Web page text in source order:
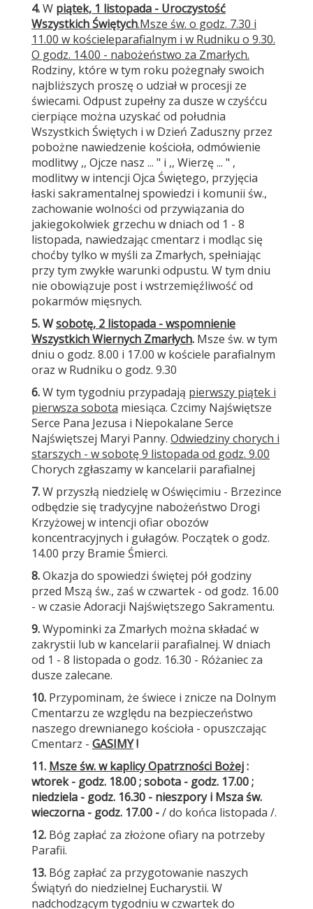
4.W piątek, 1 listopada - Uroczystość
Wszystkich Świętych.Msze św. o godz. 7.30 i
11.00 w kościeleparafialnym i w Rudniku o 9.30.
O godz. 14.00 - nabożeństwo za Zmarłych.
Rodziny, które w tym roku pożegnały swoich
najbliższych proszę o udział w procesji ze
świecami. Odpust zupełny za dusze w czyśćcu
cierpiące można uzyskać od południa
Wszystkich Świętych i w Dzień Zaduszny przez
pobożne nawiedzenie kościoła, odmówienie
modlitwy ,, Ojcze nasz ... " i ,, Wierzę ... " ,
modlitwy w intencji Ojca Świętego, przyjęcia
łaski sakramentalnej spowiedzi i komunii św.,
zachowanie wolności od przywiązania do
jakiegokolwiek grzechu w dniach od 1 - 8
listopada, nawiedzając cmentarz i modląc się
choćby tylko w myśli za Zmarłych, spełniając
przy tym zwykłe warunki odpustu. W tym dniu
nie obowiązuje post i wstrzemięźliwość od
pokarmów mięsnych.
5. Wsobotę, 2 listopada - wspomnienie
Wszystkich Wiernych Zmarłych. Msze św. w tym
dniu o godz. 8.00 i 17.00 w kościele parafialnym
oraz w Rudniku o godz. 9.30
6.W tym tygodniu przypadają pierwszy piątek i
pierwsza sobota miesiąca. Czcimy Najświętsze
Serce Pana Jezusa i Niepokalane Serce
Najświętszej Maryi Panny. Odwiedziny chorych i
starszych - w sobotę 9 listopada od godz. 9.00
Chorych zgłaszamy w kancelarii parafialnej
7.W przyszłą niedzielę w Oświęcimiu - Brzezince
odbędzie się tradycyjne nabożeństwo Drogi
Krzyżowej w intencji ofiar obozów
koncentracyjnych i gułagów. Początek o godz.
14.00 przy Bramie Śmierci.
8.Okazja do spowiedzi świętej pół godziny
przed Mszą św., zaś w czwartek - od godz. 16.00
- w czasie Adoracji Najświętszego Sakramentu.
9.Wypominki za Zmarłych można składać w
zakrystii lub w kancelarii parafialnej. W dniach
od 1 - 8 listopada o godz. 16.30 - Różaniec za
dusze zalecane.
10. Przypominam, że świece i znicze na Dolnym
Cmentarzu ze względu na bezpieczeństwo
naszego drewnianego kościoła - opuszczając
Cmentarz - GASIMY!
11. Msze św. w kaplicy Opatrzności Bożej:
wtorek - godz. 18.00 ; sobota - godz. 17.00 ;
niedziela - godz. 16.30 - nieszpory i Msza św.
wieczorna - godz. 17.00 -/ do końca listopada /.
12. Bóg zapłać za złożone ofiary na potrzeby
Parafii.
13. Bóg zapłać za przygotowanie naszych
Świątyń do niedzielnej Eucharystii. W
nadchodzącym tygodniu w czwartek do